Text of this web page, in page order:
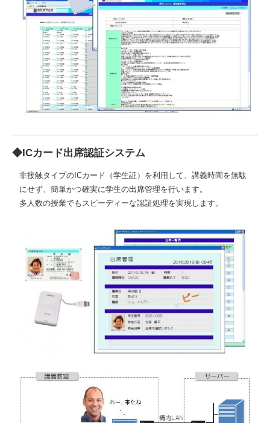
◆ICカード出席認証システム
非接触タイプのICカード（学生証）を利用して、講義時間を無駄
にせず、簡単かつ確実に学生の出席管理を行います。
多人数の授業でもスピーディーな認証処理を実現します。